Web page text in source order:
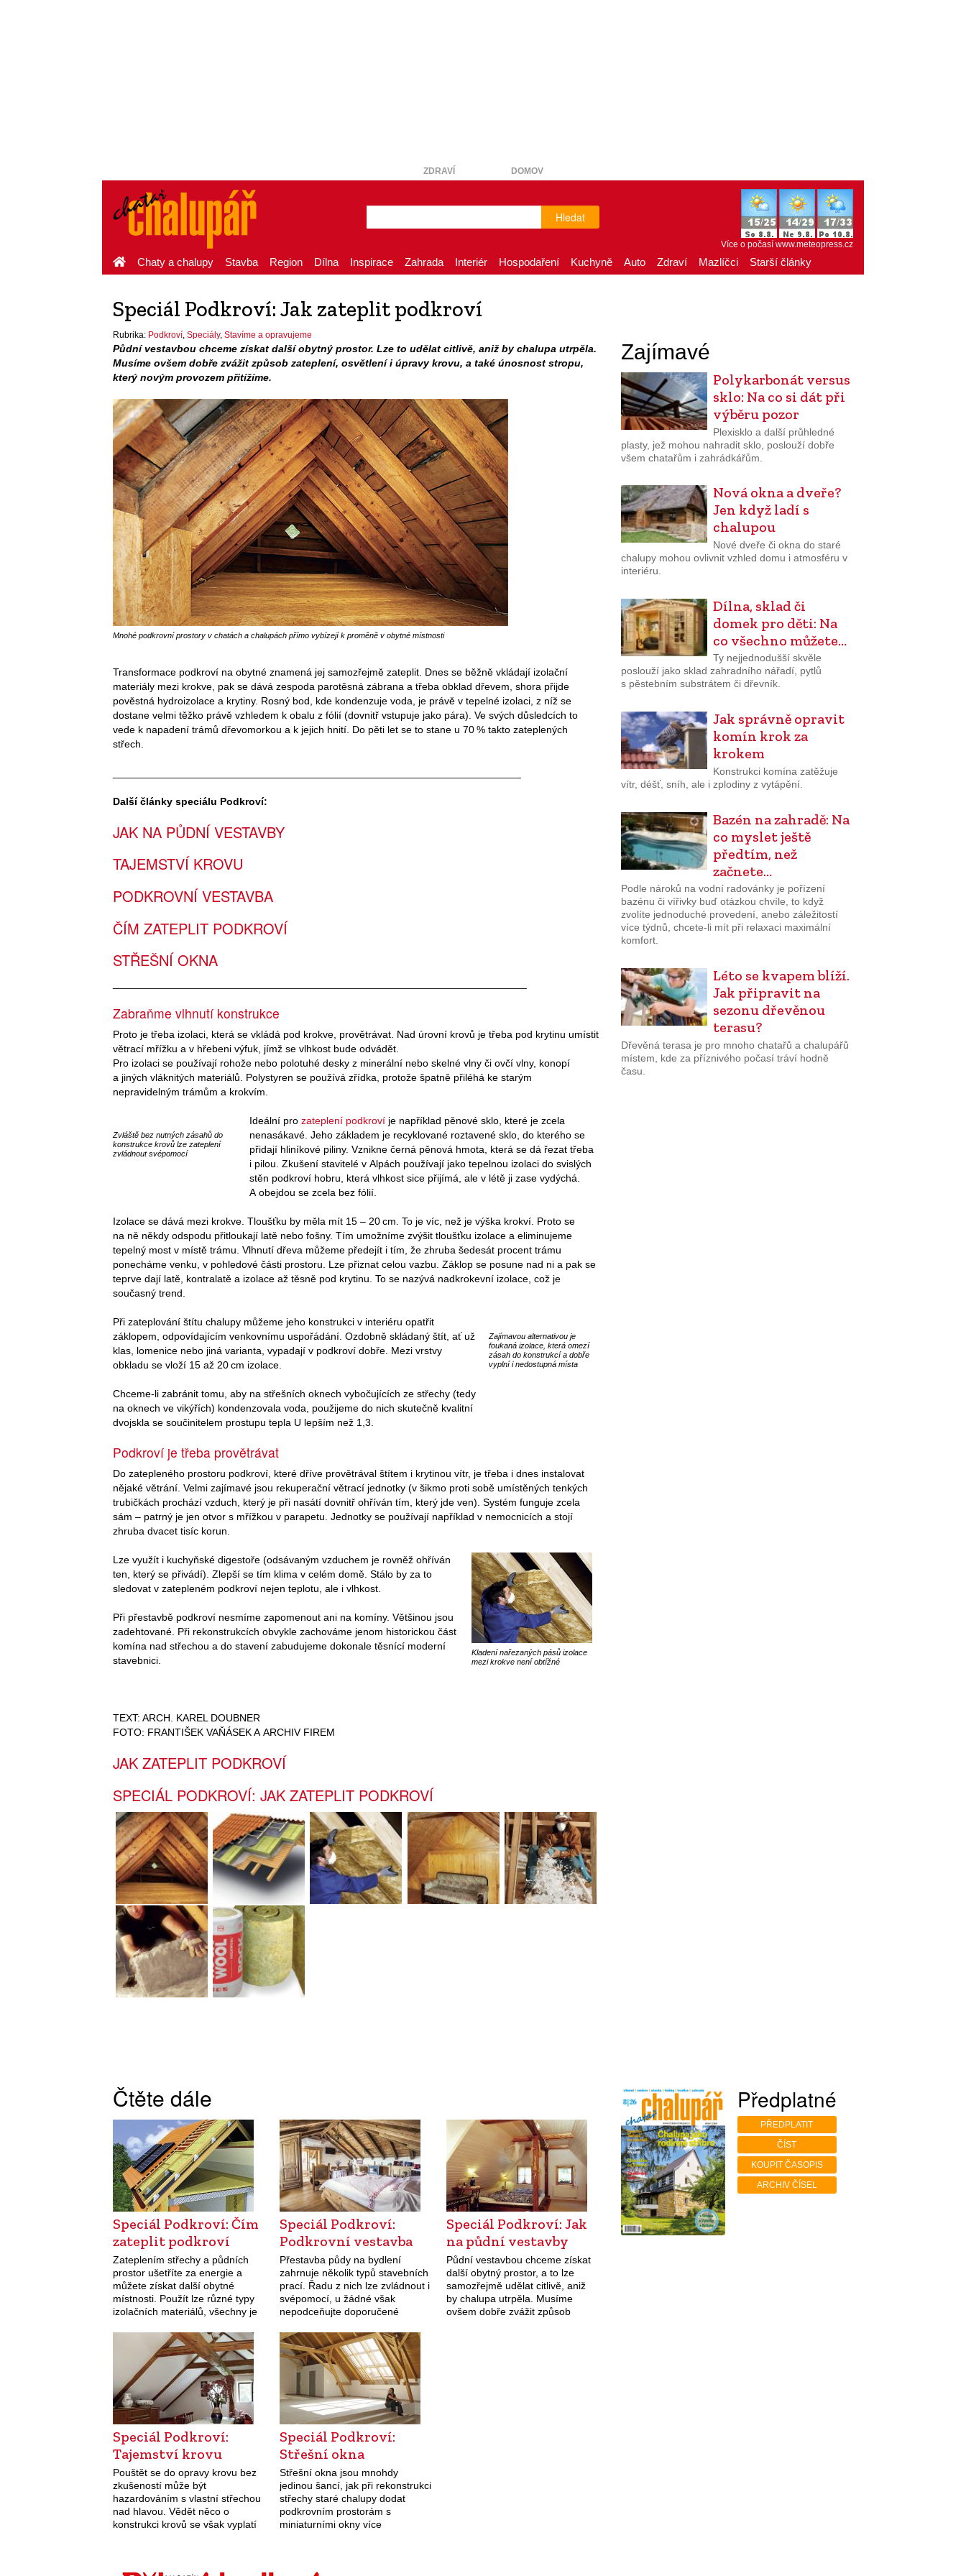
ZDRAVÍ DOMOV
Hledat
Více o počasí www.meteopress.cz
Chaty a chalupy Stavba Region Dílna Inspirace Zahrada Interiér Hospodaření Kuchyně Auto Zdraví Mazlíčci Starší články
Speciál Podkroví: Jak zateplit podkroví
Rubrika: Podkroví Speciály, Stavíme a opravujeme
Půdní vestavbou chceme získat další obytný prostor. Lze to udělat citlivě, aniž by chalupa utrpěla.
Musíme ovšem dobře zvážit způsob zateplení, osvětlení i úpravy krovu, a také únosnost stropu,
který novým provozem přitížíme.
Mnohé podkrovní prostory v chatách a chalupách přímo vybízejí k proměně v obytné místnosti
Transformace podkroví na obytné znamená jej samozřejmě zateplit. Dnes se běžně vkládají izolační
materiály mezi krokve, pak se dává zespoda parotěsná zábrana a třeba obklad dřevem, shora přijde
pověstná hydroizolace a krytiny. Rosný bod, kde kondenzuje voda, je právě v tepelné izolaci, z níž se
dostane velmi těžko právě vzhledem k obalu z fólií (dovnitř vstupuje jako pára). Ve svých důsledcích to
vede k napadení trámů dřevomorkou a k jejich hnití. Do pěti let se to stane u 70 % takto zateplených
střech.
Další články speciálu Podkroví:
JAK NA PŮDNÍ VESTAVBY
TAJEMSTVÍ KROVU
PODKROVNÍ VESTAVBA
ČÍM ZATEPLIT PODKROVÍ
STŘEŠNÍ OKNA
Zabraňme vlhnutí konstrukce
Proto je třeba izolaci, která se vkládá pod krokve, provětrávat. Nad úrovní krovů je třeba pod krytinu umístit
větrací mřížku a v hřebeni výfuk, jímž se vlhkost bude odvádět.
Pro izolaci se používají rohože nebo polotuhé desky z minerální nebo skelné vlny či ovčí vlny, konopí
a jiných vláknitých materiálů. Polystyren se používá zřídka, protože špatně přiléhá ke starým
nepravidelným trámům a krokvím.
Zvláště bez nutných zásahů do
konstrukce krovů lze zateplení
zvládnout svépomocí
Ideální prozateplení podkroví je například pěnové sklo, které je zcela
nenasákavé. Jeho základem je recyklované roztavené sklo, do kterého se
přidají hliníkové piliny. Vznikne černá pěnová hmota, která se dá řezat třeba
i pilou. Zkušení stavitelé v Alpách používají jako tepelnou izolaci do svislých
stěn podkroví hobru, která vlhkost sice přijímá, ale v létě ji zase vydýchá.
A obejdou se zcela bez fólií.
Izolace se dává mezi krokve. Tloušťku by měla mít 15 – 20 cm. To je víc, než je výška krokví. Proto se
na ně někdy odspodu přitloukají latě nebo fošny. Tím umožníme zvýšit tloušťku izolace a eliminujeme
tepelný most v místě trámu. Vlhnutí dřeva můžeme předejít i tím, že zhruba šedesát procent trámu
ponecháme venku, v pohledové části prostoru. Lze přiznat celou vazbu. Záklop se posune nad ni a pak se
teprve dají latě, kontralatě a izolace až těsně pod krytinu. To se nazývá nadkrokevní izolace, což je
současný trend.
Zajímavou alternativou je
foukaná izolace, která omezí
zásah do konstrukcí a dobře
vyplní i nedostupná místa
Při zateplování štítu chalupy můžeme jeho konstrukci v interiéru opatřit
záklopem, odpovídajícím venkovnímu uspořádání. Ozdobně skládaný štít, ať už
klas, lomenice nebo jiná varianta, vypadají v podkroví dobře. Mezi vrstvy
obkladu se vloží 15 až 20 cm izolace.
Chceme-li zabránit tomu, aby na střešních oknech vybočujících ze střechy (tedy
na oknech ve vikýřích) kondenzovala voda, použijeme do nich skutečně kvalitní
dvojskla se součinitelem prostupu tepla U lepším než 1,3.
Podkroví je třeba provětrávat
Do zatepleného prostoru podkroví, které dříve provětrával štítem i krytinou vítr, je třeba i dnes instalovat
nějaké větrání. Velmi zajímavé jsou rekuperační větrací jednotky (v šikmo proti sobě umístěných tenkých
trubičkách prochází vzduch, který je při nasátí dovnitř ohříván tím, který jde ven). Systém funguje zcela
sám – patrný je jen otvor s mřížkou v parapetu. Jednotky se používají například v nemocnicích a stojí
zhruba dvacet tisíc korun.
Kladení nařezaných pásů izolace
mezi krokve není obtížné
Lze využít i kuchyňské digestoře (odsávaným vzduchem je rovněž ohříván
ten, který se přivádí). Zlepší se tím klima v celém domě. Stálo by za to
sledovat v zatepleném podkroví nejen teplotu, ale i vlhkost.
Při přestavbě podkroví nesmíme zapomenout ani na komíny. Většinou jsou
zadehtované. Při rekonstrukcích obvykle zachováme jenom historickou část
komína nad střechou a do stavení zabudujeme dokonale těsnící moderní
stavebnici.
TEXT: ARCH. KAREL DOUBNER
FOTO: FRANTIŠEK VAŇÁSEK A ARCHIV FIREM
JAK ZATEPLIT PODKROVÍ
SPECIÁL PODKROVÍ: JAK ZATEPLIT PODKROVÍ
Zajímavé
Polykarbonát versus
sklo: Na co si dát při
výběru pozor
Plexisklo a další průhledné
plasty, jež mohou nahradit sklo, poslouží dobře
všem chatařům i zahrádkářům.
Nová okna a dveře?
Jen když ladí s
chalupou
Nové dveře či okna do staré
chalupy mohou ovlivnit vzhled domu i atmosféru v
interiéru.
Dílna, sklad či
domek pro děti: Na
co všechno můžete…
Ty nejjednodušší skvěle
poslouží jako sklad zahradního nářadí, pytlů
s pěstebním substrátem či dřevník.
Jak správně opravit
komín krok za
krokem
Konstrukci komína zatěžuje
vítr, déšť, sníh, ale i zplodiny z vytápění.
Bazén na zahradě: Na
co myslet ještě
předtím, než
začnete…
Podle nároků na vodní radovánky je pořízení
bazénu či vířivky buď otázkou chvíle, to když
zvolíte jednoduché provedení, anebo záležitostí
více týdnů, chcete-li mít při relaxaci maximální
komfort.
Léto se kvapem blíží.
Jak připravit na
sezonu dřevěnou
terasu?
Dřevěná terasa je pro mnoho chatařů a chalupářů
místem, kde za příznivého počasí tráví hodně
času.
Čtěte dále
Speciál Podkroví: Čím
zateplit podkroví
Zateplením střechy a půdních
prostor ušetříte za energie a
můžete získat další obytné
místnosti. Použít lze různé typy
izolačních materiálů, všechny je
Pro izolaci střechy a podkrovních
prostor můžete zvolit tradiční…
Speciál Podkroví:
Podkrovní vestavba
Přestavba půdy na bydlení
zahrnuje několik typů stavebních
prací. Řadu z nich lze zvládnout i
svépomocí, u žádné však
nepodceňujte doporučené
zatékat ani táhnout. Vytvořit
z půdy obytný prostor je lákavé.
Získáte další…
Speciál Podkroví: Jak
na půdní vestavby
Půdní vestavbou chceme získat
další obytný prostor, a to lze
samozřejmě udělat citlivě, aniž
by chalupa utrpěla. Musíme
ovšem dobře zvážit způsob
Speciál Podkroví:
Tajemství krovu
Pouštět se do opravy krovu bez
zkušeností může být
hazardováním s vlastní střechou
nad hlavou. Vědět něco o
konstrukci krovů se však vyplatí
Speciál Podkroví:
Střešní okna
Střešní okna jsou mnohdy
jedinou šancí, jak při rekonstrukci
střechy staré chalupy dodat
podkrovním prostorám s
miniaturními okny více
Předplatné
PŘEDPLATIT
ČÍST
KOUPIT ČASOPIS
ARCHIV ČÍSEL